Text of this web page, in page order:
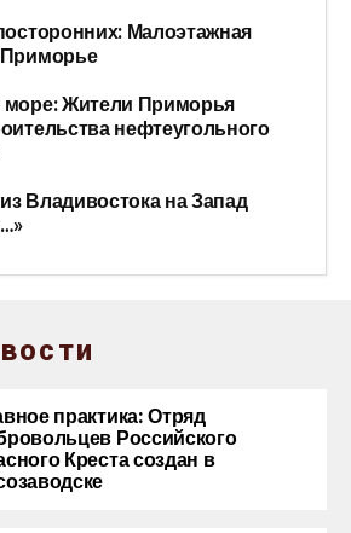
Малоэтажная
море: Жители Приморья
нефтеугольного
Владивостока на Запад
практика: Отряд
Российского
Креста создан в